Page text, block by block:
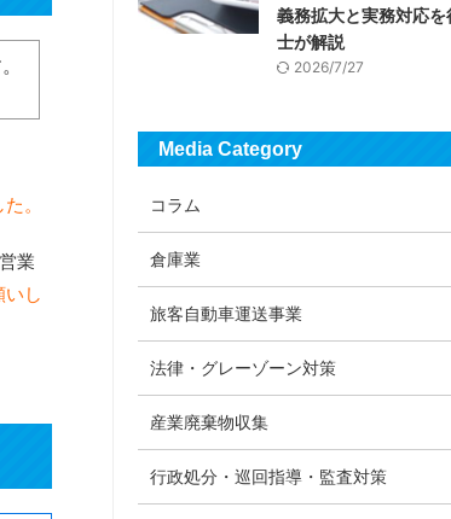
。
業
し
義務拡大と実務対応を
士が解説
2026/7/27
Media Category
コラム
倉庫業
旅客自動車運送事業
法律・グレーゾーン対策
産業廃棄物収集
行政処分・巡回指導・監査対策